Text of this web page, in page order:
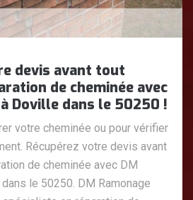
devis avant tout
de cheminée avec
Doville dans le 50250 !
votre cheminée ou pour vérifier
Récupérez votre devis avant
de cheminée avec DM
le 50250. DM Ramonage